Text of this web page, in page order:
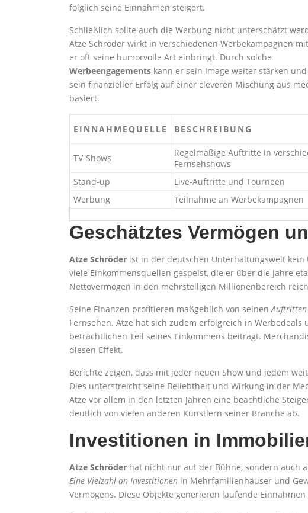
folglich seine Einnahmen steigert.
Schließlich sollte auch die Werbung nicht unterschätzt
Atze Schröder wirkt in verschiedenen Werbekampagnen
er oft seine humorvolle Art einbringt. Durch solche
Werbeengagements kann er sein Image weiter stärken
sein finanzieller Erfolg auf einer cleveren Mischung aus
basiert.
EINNAHMEQUELLE BESCHREIBUNG
TV-Shows
Regelmäßige Auftritte in
Fernsehshows
Stand-up Live-Auftritte und Tourneen
Werbung
Teilnahme an Werbekampagnen
Geschätztes Vermögen
Atze Schröder ist in der deutschen Unterhaltungswelt kein
viele Einkommensquellen gespeist, die er über die Jahre
Nettovermögen in den mehrstelligen Millionenbereich
Seine Finanzen profitieren maßgeblich von seinen
Fernsehen. Atze hat sich zudem erfolgreich in
beträchtlichen Teil seines Einkommens beiträgt.
diesen Effekt.
Berichte zeigen, dass mit jeder neuen Show und jedem
Dies unterstreicht seine Beliebtheit und Wirkung in der
Atze vor allem in den letzten Jahren eine beachtliche
deutlich von vielen anderen Künstlern seiner Branche ab.
Investitionen in
Atze Schröder hat nicht nur auf der Bühne, sondern auch
Eine Vielzahl an Investitionen in Mehrfamilienhäuser und
Vermögens. Diese Objekte generieren laufende